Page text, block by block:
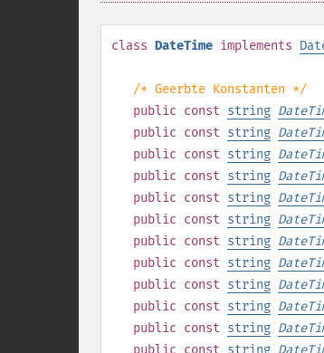
class DateTime implements
/* Geerbte Konstanten */
public const string
public const string
public const string
public const string
public const string
public const string
public const string
public const string
public const string
public const string
public const string
public const string